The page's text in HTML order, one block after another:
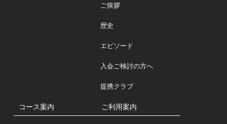
ご挨拶
歴史
エピソード
入会ご検討の方へ
提携クラブ
コース案内 ご利用案内